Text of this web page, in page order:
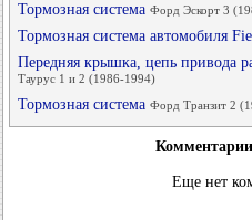
Тормозная система Форд Эскорт 3
Тормозная система автомобиля
Передняя крышка, цепь привода
Таурус 1 и 2 (1986-1994)
Тормозная система Форд Транзит 2
Комментарии
Еще нет